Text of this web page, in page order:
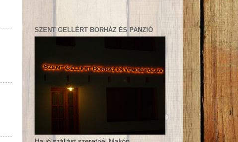
SZENT GELLÉRT BORHÁZ ÉS PANZIÓ